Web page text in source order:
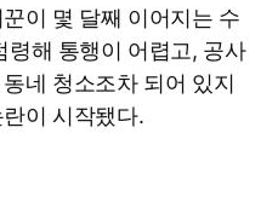
이 몇 달째 이어지는 수
령해 통행이 어렵고, 공사
네 청소조차 되어 있지
이 시작됐다.